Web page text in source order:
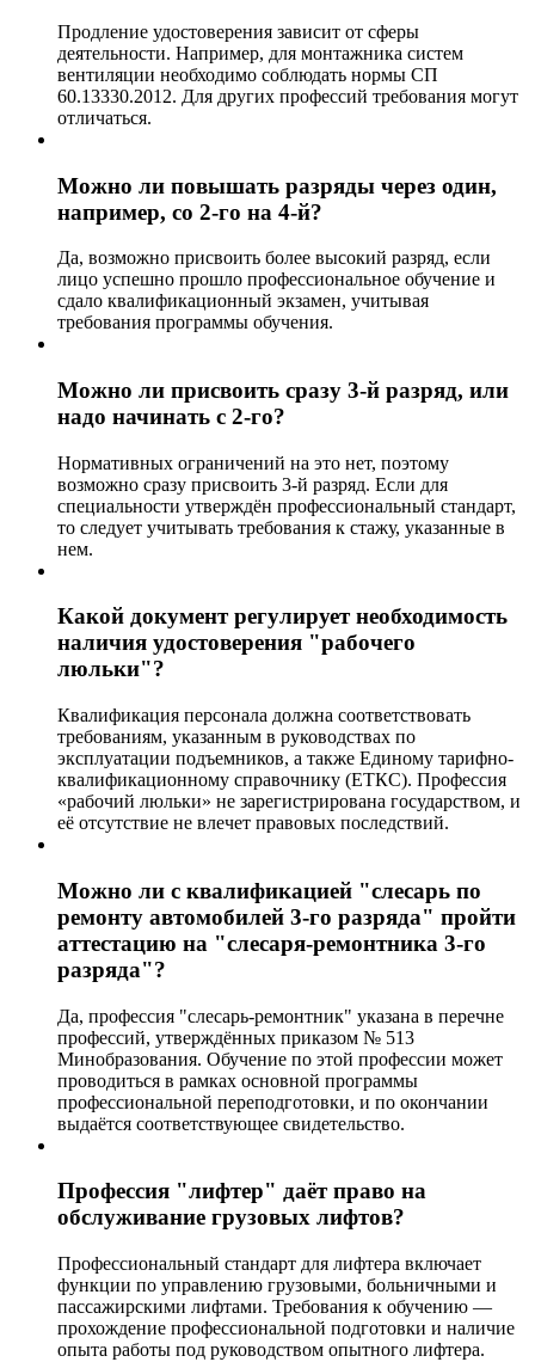
Продление удостоверения зависит от сферы
деятельности. Например, для монтажника систем
вентиляции необходимо соблюдать нормы СП
60.13330.2012. Для других профессий требования могут
отличаться.
Можно ли повышать разряды через один,
например, со 2-го на 4-й?
Да, возможно присвоить более высокий разряд, если
лицо успешно прошло профессиональное обучение и
сдало квалификационный экзамен, учитывая
требования программы обучения.
Можно ли присвоить сразу 3-й разряд, или
надо начинать с 2-го?
Нормативных ограничений на это нет, поэтому
возможно сразу присвоить 3-й разряд. Если для
специальности утверждён профессиональный стандарт,
то следует учитывать требования к стажу, указанные в
нем.
Какой документ регулирует необходимость
наличия удостоверения "рабочего
люльки"?
Квалификация персонала должна соответствовать
требованиям, указанным в руководствах по
эксплуатации подъемников, а также Единому тарифно-
квалификационному справочнику (ЕТКС). Профессия
«рабочий люльки» не зарегистрирована государством, и
её отсутствие не влечет правовых последствий.
Можно ли с квалификацией "слесарь по
ремонту автомобилей 3-го разряда" пройти
аттестацию на "слесаря-ремонтника 3-го
разряда"?
Да, профессия "слесарь-ремонтник" указана в перечне
профессий, утверждённых приказом № 513
Минобразования. Обучение по этой профессии может
проводиться в рамках основной программы
профессиональной переподготовки, и по окончании
выдаётся соответствующее свидетельство.
Профессия "лифтер" даёт право на
обслуживание грузовых лифтов?
Профессиональный стандарт для лифтера включает
функции по управлению грузовыми, больничными и
пассажирскими лифтами. Требования к обучению —
прохождение профессиональной подготовки и наличие
опыта работы под руководством опытного лифтера.